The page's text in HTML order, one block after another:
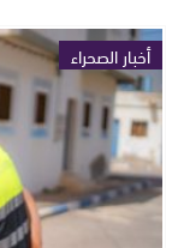
أخبار الصحراء